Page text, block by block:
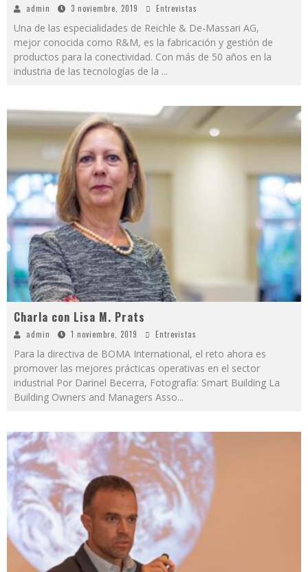
admin 3 noviembre, 2019 Entrevistas
Una de las especialidades de Reichle & De-Massari AG,
mejor conocida como R&M, es la fabricación y gestión de
productos para la conectividad. Con más de 50 años en la
industria de las tecnologías de la ...
Charla con Lisa M. Prats
admin 1 noviembre, 2019 Entrevistas
Para la directiva de BOMA International, el reto ahora es
promover las mejores prácticas operativas en el sector
industrial Por Darinel Becerra, Fotografía: Smart Building La
Building Owners and Managers Asso...